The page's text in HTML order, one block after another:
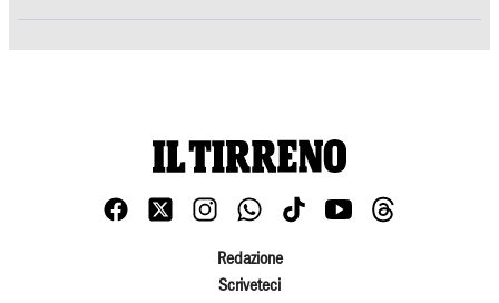
Redazione
Scriveteci